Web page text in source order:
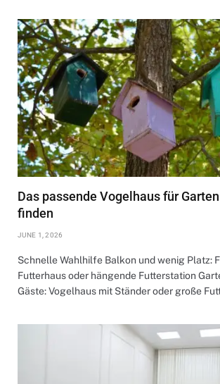
Das passende Vogelhaus für
finden
JUNE 1, 2026
Schnelle Wahlhilfe Balkon und wenig Platz:
Futterhaus oder hängende Futterstation
Gäste: Vogelhaus mit Ständer oder große